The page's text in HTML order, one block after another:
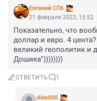
Евгений СПб
21 февраля 2023, 15:52
Показательно, что
доллар и евро. 4
великий геополитик и
Дошика"))))))))
ОТВЕТИТЬ 1
Alex000